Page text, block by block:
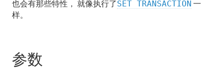
ALTER LANGUAGE
也会有那些特性， 就像执行了SET TRANSACTION 一
样。
参数